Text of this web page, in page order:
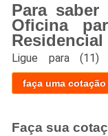
Para
Oficina
Ligue para(11)
faça uma cotação
Faça sua